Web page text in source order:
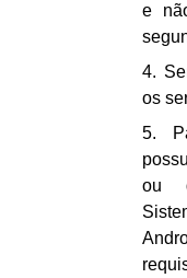
e
4.
os
5.
ou